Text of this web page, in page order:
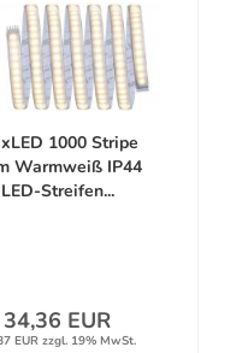
1000 Stripe
Warmweiß IP44
LED-Streifen...
34,36 EUR
EUR zzgl. 19% MwSt.